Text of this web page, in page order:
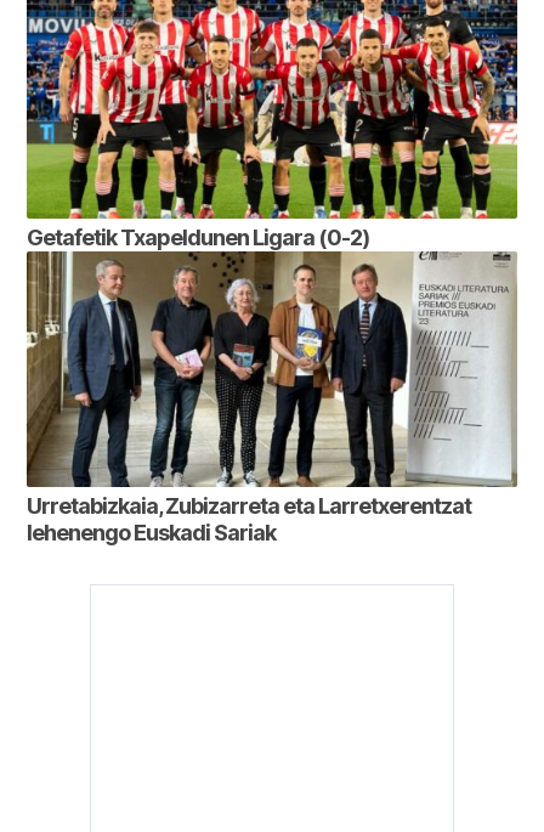
Getafetik Txapeldunen Ligara (0-2)
Urretabizkaia, Zubizarreta eta Larretxerentzat
lehenengo Euskadi Sariak